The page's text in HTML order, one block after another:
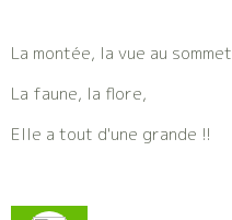
La montée, la vue au sommet
La faune, la flore,
Elle a tout d'une grande !!